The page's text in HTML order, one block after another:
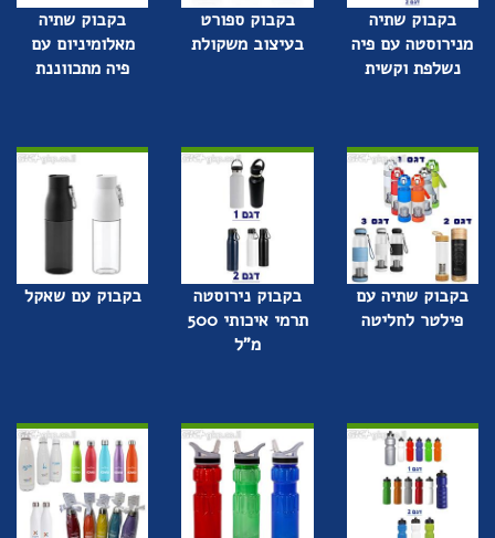
בקבוק שתיה
מנירוסטה עם פיה
נשלפת וקשית
בקבוק ספורט
בעיצוב משקולת
בקבוק שתיה
מאלומיניום עם
פיה מתכווננת
בקבוק שתיה עם
פילטר לחליטה
בקבוק נירוסטה
תרמי איכותי 500
מ"ל
בקבוק עם שאקל